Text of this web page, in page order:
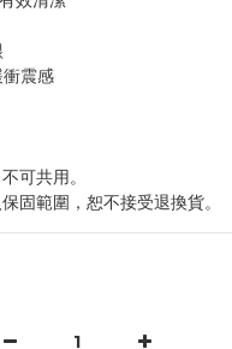
震感
可共用。
固範圍，恕不接受退換貨。